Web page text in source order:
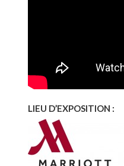
LIEU D’EXPOSITION :